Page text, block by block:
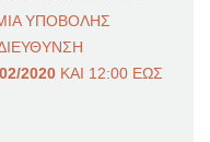
ΥΠΟΒΟΛΗΣ
2020 ΚΑΙ 12:00 ΕΩΣ